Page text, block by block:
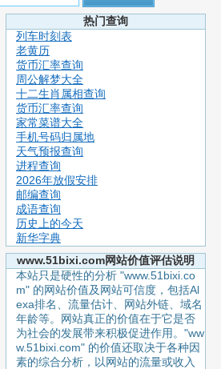
热门查询
列车时刻表
老黄历
货币汇率查询
周公解梦大全
十二生肖属相查询
货币汇率查询
家常菜谱大全
手机号码归属地
天气预报查询
进程查询
2026年放假安排
邮编查询
成语查询
历史上的今天
新华字典
www.51bixi.com网站价值评估说明
本站只是硬性的分析 "www.51bixi.co
m" 的网站价值及网站可信度，包括Al
exa排名、流量估计、网站外链、域名
年龄等。网站真正的价值在于它是否
为社会的发展带来积极促进作用。"ww
w.51bixi.com" 的价值还取决于各种因
素的综合分析，以网站的流量或收入